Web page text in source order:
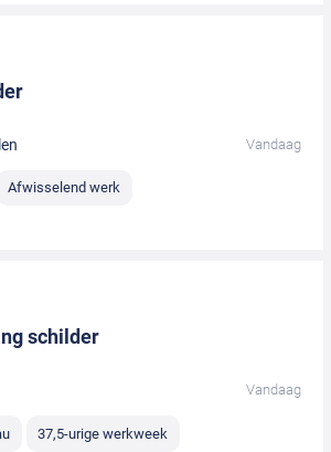
Vandaag
Afwisselend werk
schilder
Vandaag
37,5-urige werkweek